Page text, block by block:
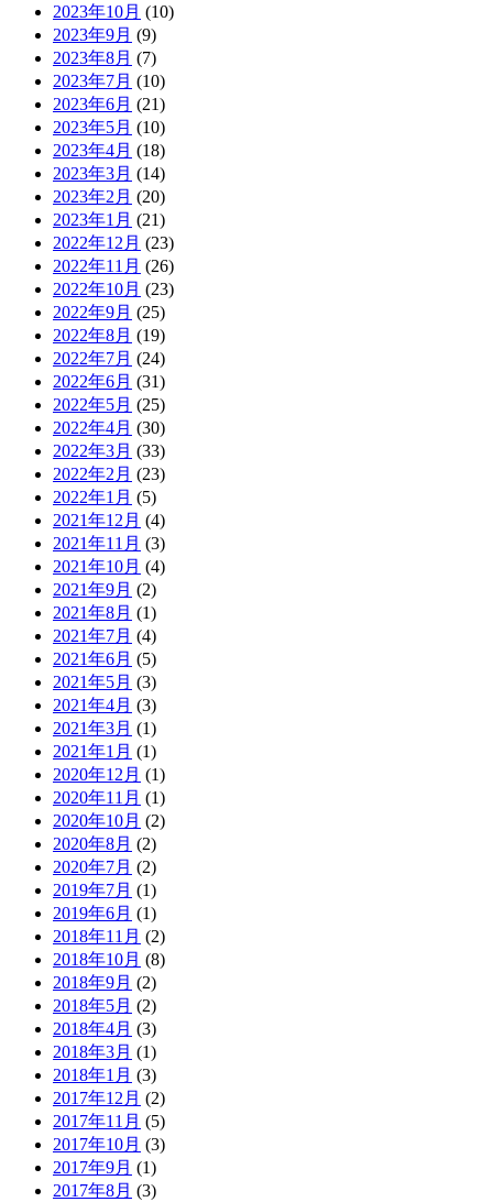
2023年10月 (10)
2023年9月 (9)
2023年8月 (7)
2023年7月 (10)
2023年6月 (21)
2023年5月 (10)
2023年4月 (18)
2023年3月 (14)
2023年2月 (20)
2023年1月 (21)
2022年12月 (23)
2022年11月 (26)
2022年10月 (23)
2022年9月 (25)
2022年8月 (19)
2022年7月 (24)
2022年6月 (31)
2022年5月 (25)
2022年4月 (30)
2022年3月 (33)
2022年2月 (23)
2022年1月 (5)
2021年12月 (4)
2021年11月 (3)
2021年10月 (4)
2021年9月 (2)
2021年8月 (1)
2021年7月 (4)
2021年6月 (5)
2021年5月 (3)
2021年4月 (3)
2021年3月 (1)
2021年1月 (1)
2020年12月 (1)
2020年11月 (1)
2020年10月 (2)
2020年8月 (2)
2020年7月 (2)
2019年7月 (1)
2019年6月 (1)
2018年11月 (2)
2018年10月 (8)
2018年9月 (2)
2018年5月 (2)
2018年4月 (3)
2018年3月 (1)
2018年1月 (3)
2017年12月 (2)
2017年11月 (5)
2017年10月 (3)
2017年9月 (1)
2017年8月 (3)